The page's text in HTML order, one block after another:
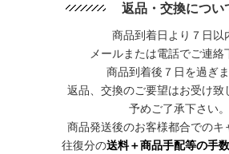
返品・交換につい
商品到着日より７日以
メールまたは電話でご連絡
商品到着後７日を過ぎ
返品、交換のご要望はお受け致
予めご了承下さい。
商品発送後のお客様都合でのキ
往復分の送料＋商品手配等の手